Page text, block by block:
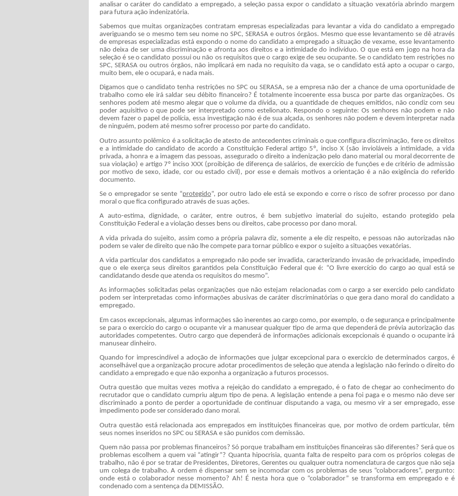
analisar o caráter do candidato a empregado, a seleção passa expor o candidato a situação vexatória abrindo margem
para futura ação indenizatória.
Sabemos que muitas organizações contratam empresas especializadas para levantar a vida do candidato a empregado
averiguando se o mesmo tem seu nome no SPC, SERASA e outros órgãos. Mesmo que esse levantamento se dê através
de empresas especializadas está expondo o nome do candidato a empregado a situação de vexame, esse levantamento
não deixa de ser uma discriminação e afronta aos direitos e a intimidade do indivíduo. O que está em jogo na hora da
seleção é se o candidato possui ou não os requisitos que o cargo exige de seu ocupante. Se o candidato tem restrições no
SPC, SERASA ou outros órgãos, não implicará em nada no requisito da vaga, se o candidato está apto a ocupar o cargo,
muito bem, ele o ocupará, e nada mais.
Digamos que o candidato tenha restrições no SPC ou SERASA, se a empresa não der a chance de uma oportunidade de
trabalho como ele irá saldar seu débito financeiro? É totalmente incoerente essa busca por parte das organizações. Os
senhores podem até mesmo alegar que o volume da dívida, ou a quantidade de cheques emitidos, não condiz com seu
poder aquisitivo o que pode ser interpretado como estelionato. Respondo o seguinte: Os senhores não podem e não
devem fazer o papel de polícia, essa investigação não é de sua alçada, os senhores não podem e devem interpretar nada
de ninguém, podem até mesmo sofrer processo por parte do candidato.
Outro assunto polêmico é a solicitação de atesto de antecedentes criminais o que configura discriminação, fere os direitos
e a intimidade do candidato de acordo a Constituição Federal artigo 5º, inciso X (são invioláveis a intimidade, a vida
privada, a honra e a imagem das pessoas, assegurado o direito a indenização pelo dano material ou moral decorrente de
sua violação) e artigo 7º inciso XXX (proibição de diferença de salários, de exercício de funções e de critério de admissão
por motivo de sexo, idade, cor ou estado civil), por esse e demais motivos a orientação é a não exigência do referido
documento.
Se o empregador se sente “protegido”, por outro lado ele está se expondo e corre o risco de sofrer processo por dano
moral o que fica configurado através de suas ações.
A auto-estima, dignidade, o caráter, entre outros, é bem subjetivo imaterial do sujeito, estando protegido pela
Constituição Federal e a violação desses bens ou direitos, cabe processo por dano moral.
A vida privada do sujeito, assim como a própria palavra diz, somente a ele diz respeito, e pessoas não autorizadas não
podem se valer de direito que não lhe compete para tornar público e expor o sujeito a situações vexatórias.
A vida particular dos candidatos a empregado não pode ser invadida, caracterizando invasão de privacidade, impedindo
que o ele exerça seus direitos garantidos pela Constituição Federal que é: “O livre exercício do cargo ao qual está se
candidatando desde que atenda os requisitos do mesmo”.
As informações solicitadas pelas organizações que não estejam relacionadas com o cargo a ser exercido pelo candidato
podem ser interpretadas como informações abusivas de caráter discriminatórias o que gera dano moral do candidato a
empregado.
Em casos excepcionais, algumas informações são inerentes ao cargo como, por exemplo, o de segurança e principalmente
se para o exercício do cargo o ocupante vir a manusear qualquer tipo de arma que dependerá de prévia autorização das
autoridades competentes. Outro cargo que dependerá de informações adicionais excepcionais é quando o ocupante irá
manusear dinheiro.
Quando for imprescindível a adoção de informações que julgar excepcional para o exercício de determinados cargos, é
aconselhável que a organização procure adotar procedimentos de seleção que atenda a legislação não ferindo o direito do
candidato a empregado e que não exponha a organização a futuros processos.
Outra questão que muitas vezes motiva a rejeição do candidato a empregado, é o fato de chegar ao conhecimento do
recrutador que o candidato cumpriu algum tipo de pena. A legislação entende a pena foi paga e o mesmo não deve ser
discriminado a ponto de perder a oportunidade de continuar disputando a vaga, ou mesmo vir a ser empregado, esse
impedimento pode ser considerado dano moral.
Outra questão está relacionada aos empregados em instituições financeiras que, por motivo de ordem particular, têm
seus nomes inseridos no SPC ou SERASA e são punidos com demissão.
Quem não passa por problemas financeiros? Só porque trabalham em instituições financeiras são diferentes? Será que os
problemas escolhem a quem vai “atingir”? Quanta hipocrisia, quanta falta de respeito para com os próprios colegas de
trabalho, não é por se tratar de Presidentes, Diretores, Gerentes ou qualquer outra nomenclatura de cargos que não seja
um colega de trabalho. A ordem é dispensar sem se incomodar com os problemas de seus “colaboradores”, pergunto:
onde está o colaborador nesse momento? Ah! É nesta hora que o “colaborador” se transforma em empregado e é
condenado com a sentença da DEMISSÃO.